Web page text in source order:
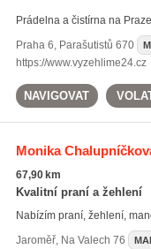
Prádelna a čistírna na
Praha 6, Parašutistů 670
https://www.vyzehlime24.cz
NAVIGOVAT
Monika
67,90 km
Kvalitní praní a žehlení
Nabízím praní, žehlení,
Jaroměř, Na Valech 76